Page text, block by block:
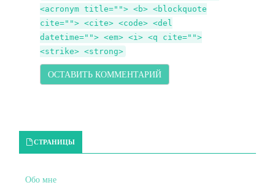
<acronym title=""> <b> <blockquote
cite=""> <cite> <code> <del
datetime=""> <em> <i> <q cite="">
<strike> <strong>
Primary Sidebar
СТРАНИЦЫ
Обо мне